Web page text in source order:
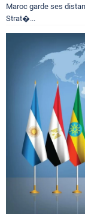
Evenements
Maroc garde ses
Strat�...